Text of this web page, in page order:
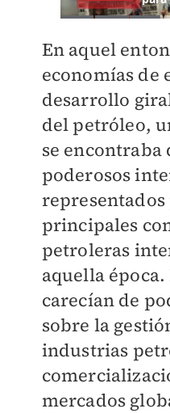
En aquel
economías de
desarrollo
del petróleo,
se
poderosos
representados
principales
petroleras
aquella época.
carecían de
sobre la
industrias
mercados